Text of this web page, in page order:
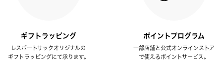
ギフトラッピング
レスポートサックオリジナルの
ギフトラッピングにて承ります。
ポイントプログラム
一部店舗と公式オンラインストア
で使えるポイントサービス。